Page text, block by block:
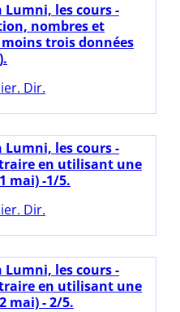
Lumni, les cours -
nombres et
trois données
Dir.
Lumni, les cours -
en utilisant une
mai) -1/5.
Dir.
Lumni, les cours -
en utilisant une
mai) - 2/5.